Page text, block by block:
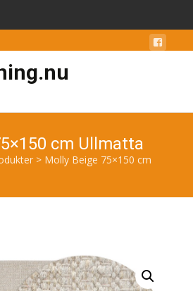
cm Ullmatta
> Molly Beige 75×150 cm